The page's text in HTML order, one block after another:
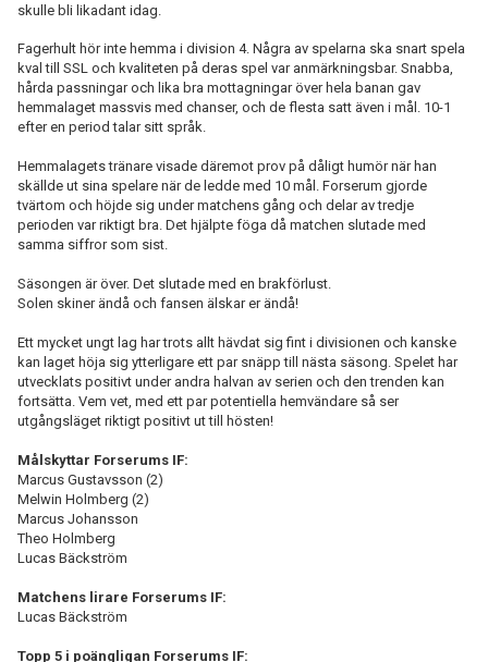
skulle bli likadant idag.
Fagerhult hör inte hemma i division 4. Några av spelarna ska snart spela
kval till SSL och kvaliteten på deras spel var anmärkningsbar. Snabba,
hårda passningar och lika bra mottagningar över hela banan gav
hemmalaget massvis med chanser, och de flesta satt även i mål. 10-1
efter en period talar sitt språk.
Hemmalagets tränare visade däremot prov på dåligt humör när han
skällde ut sina spelare när de ledde med 10 mål. Forserum gjorde
tvärtom och höjde sig under matchens gång och delar av tredje
perioden var riktigt bra. Det hjälpte föga då matchen slutade med
samma siffror som sist.
Säsongen är över. Det slutade med en brakförlust.
Solen skiner ändå och fansen älskar er ändå!
Ett mycket ungt lag har trots allt hävdat sig fint i divisionen och kanske
kan laget höja sig ytterligare ett par snäpp till nästa säsong. Spelet har
utvecklats positivt under andra halvan av serien och den trenden kan
fortsätta. Vem vet, med ett par potentiella hemvändare så ser
utgångsläget riktigt positivt ut till hösten!
Målskyttar Forserums IF:
Marcus Gustavsson (2)
Melwin Holmberg (2)
Marcus Johansson
Theo Holmberg
Lucas Bäckström
Matchens lirare Forserums IF:
Lucas Bäckström
Topp 5 i poängligan Forserums IF: